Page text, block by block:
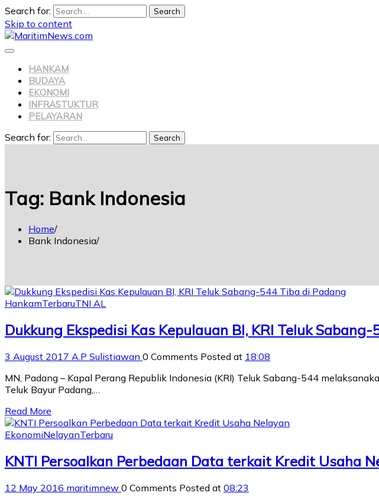
Search for:
Skip to content
HANKAM
BUDAYA
EKONOMI
INFRASTUKTUR
PELAYARAN
Search for: Search
Tag: Bank Indonesia
Home
Bank Indonesia
HankamTerbaruTNI AL
Dukkung Ekspedisi Kas Kepulauan BI, KRI Teluk
3 August 2017 A.P Sulistiawan 0 Comments Posted at 18:08
MN, Padang – Kapal Perang Republik Indonesia (KRI) Teluk Sabang-544
Teluk Bayur Padang,…
Read More
EkonomiNelayanTerbaru
KNTI Persoalkan Perbedaan Data terkait Kredit Usaha
12 May 2016 maritimnew 0 Comments Posted at 08:23